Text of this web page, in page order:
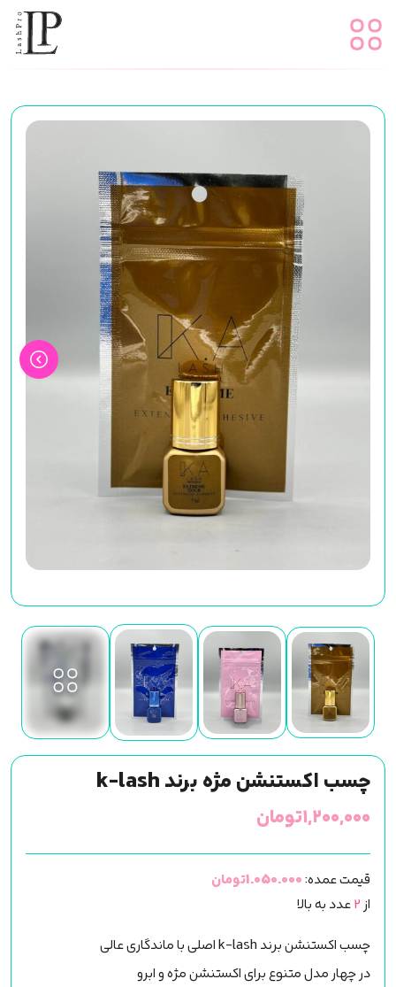
چسب اکستنشن مژه برند k-lash
۱,۲۰۰,۰۰۰تومان
قیمت عمده:1.050.000تومان
از2عدد به بالا
چسب اکستنشن برند k-lash اصلی با ماندگاری عالی
در چهار مدل متنوع برای اکستنشن مژه و ابرو